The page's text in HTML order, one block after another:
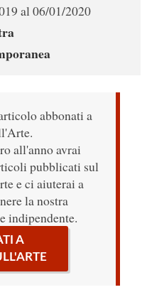
al 06/01/2020
abbonati a
all'anno avrai
pubblicati sul
e ci aiuterai a
la nostra
indipendente.
A